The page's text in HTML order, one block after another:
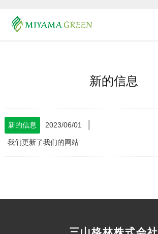
新的信息
新的信息 2023/06/01
我们更新了我们的网站